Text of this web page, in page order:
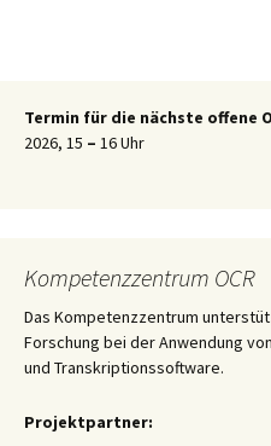
Termin für die nächste offene
2026, 15 – 16 Uhr
Kompetenzzentrum OCR
Das Kompetenzzentrum
Forschung bei der Anwendung
und Transkriptionssoftware.
Projektpartner: